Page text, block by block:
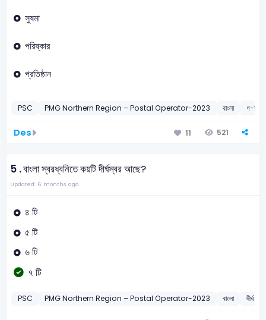
সুষমা
পরিষ্কার
প্রতিষ্ঠান
PSC PMG Northern Region – Postal Operator-2023 বাংলা ণ-ত্ব
Des 11 521
5 .বাংলা স্বরধ্বনিতে কয়টি দীর্ঘস্বর আছে?
Updated: 6 months ago
৪ টি
৫ টি
৬ টি
৭ টি
PSC PMG Northern Region – Postal Operator-2023 বাংলা দীর্ঘ